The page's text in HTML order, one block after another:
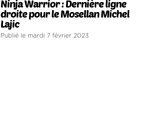
Ninja Warrior : Dernière ligne
droite pour le Mosellan Michel
Lajic
Publié le mardi 7 février 2023